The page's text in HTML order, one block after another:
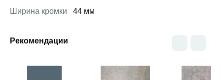
Ширина кромки
44 мм
Рекомендации